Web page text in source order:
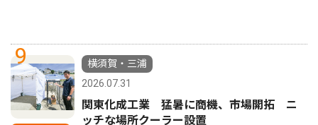
9
横須賀・三浦
2026.07.31
関東化成工業 猛暑に商機、市場開拓 ニ
ッチな場所クーラー設置